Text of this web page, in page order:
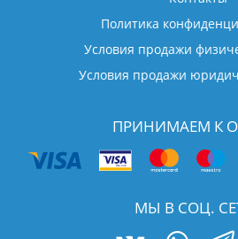
Политика
Условия продажи
Условия продажи
ПРИНИМАЕМ К
МЫ В СОЦ.